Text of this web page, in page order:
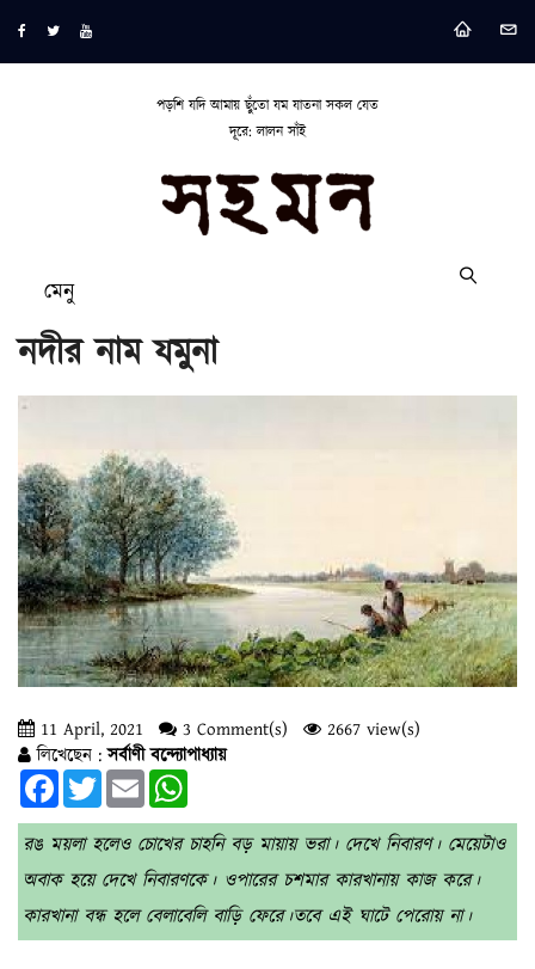
পড়শি যদি আমায় ছুঁতো যম যাতনা সকল যেত
দূরে: লালন সাঁই
মেনু
নদীর নাম যমুনা
11 April, 2021 3 Comment(s)
2667 view(s)
লিখেছেন :সর্বাণী বন্দ্যোপাধ্যায়
FacebookTwitterEmail
রঙ ময়লা হলেও চোখের চাহনি বড় মায়ায় ভরা। দেখে নিবারণ। মেয়েটাও
অবাক হয়ে দেখে নিবারণকে। ওপারের চশমার কারখানায় কাজ করে।
কারখানা বন্ধ হলে বেলাবেলি বাড়ি ফেরে।তবে এই ঘাটে পেরোয় না।